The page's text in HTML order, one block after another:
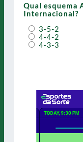
Qual esquema
Internacional?
3-5-2
4-4-2
4-3-3